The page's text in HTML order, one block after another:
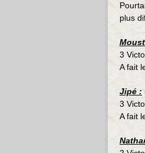
plus
3
A fait
Jipé :
3
A fait